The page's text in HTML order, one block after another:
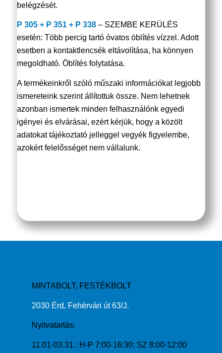
belégzését.
P 305 + P 351 + P 338– SZEMBE KERÜLÉS
esetén: Több percig tartó óvatos öblítés vízzel. Adott
esetben a kontaktlencsék eltávolítása, ha könnyen
megoldható. Öblítés folytatása.
A termékeinkről szóló műszaki információkat legjobb
ismereteink szerint állítottuk össze. Nem lehetnek
azonban ismertek minden felhasználónk egyedi
igényei és elvárásai, ezért kérjük, hogy a közölt
adatokat tájékoztató jelleggel vegyék figyelembe,
azokért felelősséget nem vállalunk.
MINTABOLT, FESTÉKBOLT
2030 Érd, Fehérvári út 63/J.
Nyitvatartás:
11.01-03.31.: H-P 7:00-16:30; SZ 8:00-12:00